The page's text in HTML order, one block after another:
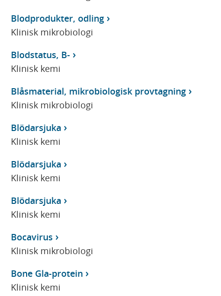
Blodprodukter, odling
Klinisk mikrobiologi
Blodstatus, B-
Klinisk kemi
Blåsmaterial, mikrobiologisk provtagning
Klinisk mikrobiologi
Blödarsjuka
Klinisk kemi
Blödarsjuka
Klinisk kemi
Blödarsjuka
Klinisk kemi
Bocavirus
Klinisk mikrobiologi
Bone Gla-protein
Klinisk kemi